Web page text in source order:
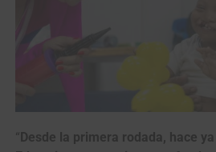
“ Desde la primera rodada, hace ya